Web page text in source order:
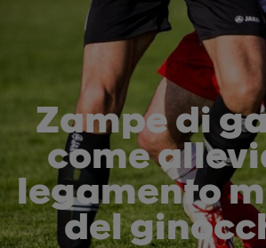
Zampe di
come
legamento
del